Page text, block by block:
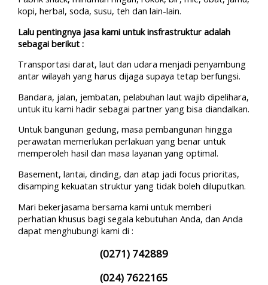
kopi, herbal, soda, susu, teh dan lain-lain.
Lalu pentingnya jasa kami untuk insfrastruktur adalah
sebagai berikut :
Transportasi darat, laut dan udara menjadi penyambung
antar wilayah yang harus dijaga supaya tetap berfungsi.
Bandara, jalan, jembatan, pelabuhan laut wajib dipelihara,
untuk itu kami hadir sebagai partner yang bisa diandalkan.
Untuk bangunan gedung, masa pembangunan hingga
perawatan memerlukan perlakuan yang benar untuk
memperoleh hasil dan masa layanan yang optimal.
Basement, lantai, dinding, dan atap jadi focus prioritas,
disamping kekuatan struktur yang tidak boleh diluputkan.
Mari bekerjasama bersama kami untuk memberi
perhatian khusus bagi segala kebutuhan Anda, dan Anda
dapat menghubungi kami di :
(0271) 742889
(024) 7622165